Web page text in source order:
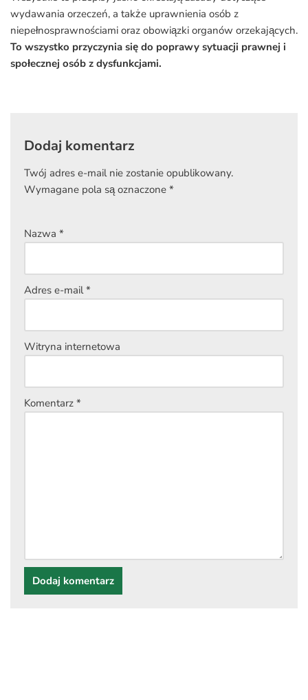
wydawania orzeczeń, a także uprawnienia osób z
niepełnosprawnościami oraz obowiązki organów orzekających.
To wszystko przyczynia się do poprawy sytuacji prawnej i
społecznej osób z dysfunkcjami.
Dodaj komentarz
Twój adres e-mail nie zostanie opublikowany.
Wymagane pola są oznaczone *
Nazwa *
Adres e-mail*
Witryna internetowa
Komentarz *